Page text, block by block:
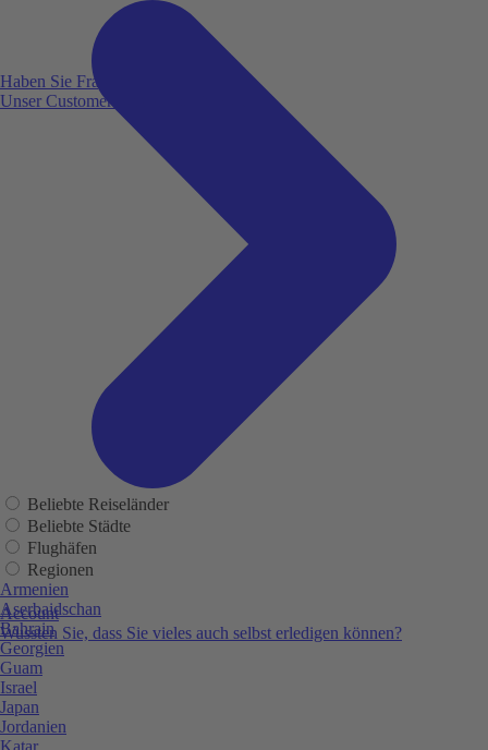
Haben Sie Fragen?
Unser Customer Service ist für Sie da!
Account
Wussten Sie, dass Sie vieles auch selbst erledigen können?
Beliebte Reiseländer
Beliebte Städte
Flughäfen
Regionen
Armenien
Aserbaidschan
Bahrain
Georgien
Guam
Israel
Japan
Jordanien
Katar